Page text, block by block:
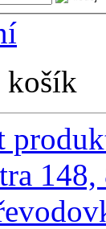
košík